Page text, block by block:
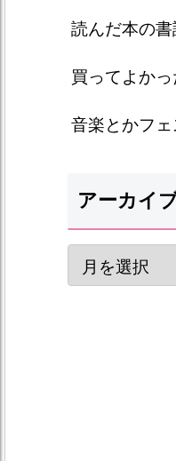
読んだ本の書
買ってよかっ
音楽とかフ
アーカイ